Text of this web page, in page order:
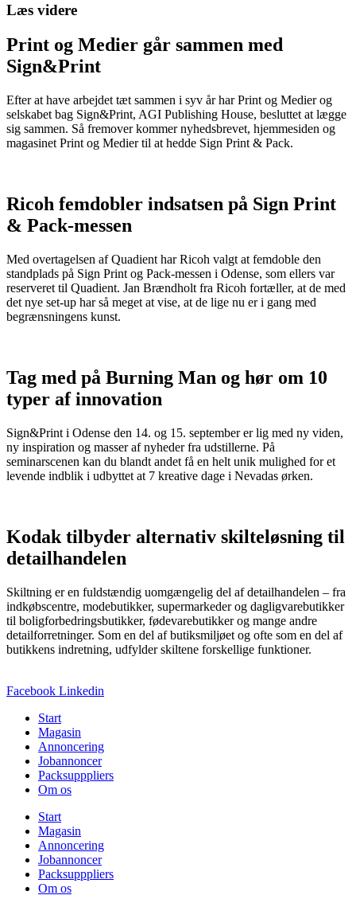
Læs videre
Print og Medier går sammen med
Sign&Print
Efter at have arbejdet tæt sammen i syv år har Print og Medier og
selskabet bag Sign&Print, AGI Publishing House, besluttet at lægge
sig sammen. Så fremover kommer nyhedsbrevet, hjemmesiden og
magasinet Print og Medier til at hedde Sign Print & Pack.
Ricoh femdobler indsatsen på Sign Print
& Pack-messen
Med overtagelsen af Quadient har Ricoh valgt at femdoble den
standplads på Sign Print og Pack-messen i Odense, som ellers var
reserveret til Quadient. Jan Brændholt fra Ricoh fortæller, at de med
det nye set-up har så meget at vise, at de lige nu er i gang med
begrænsningens kunst.
Tag med på Burning Man og hør om 10
typer af innovation
Sign&Print i Odense den 14. og 15. september er lig med ny viden,
ny inspiration og masser af nyheder fra udstillerne. På
seminarscenen kan du blandt andet få en helt unik mulighed for et
levende indblik i udbyttet at 7 kreative dage i Nevadas ørken.
Kodak tilbyder alternativ skilteløsning til
detailhandelen
Skiltning er en fuldstændig uomgængelig del af detailhandelen – fra
indkøbscentre, modebutikker, supermarkeder og dagligvarebutikker
til boligforbedringsbutikker, fødevarebutikker og mange andre
detailforretninger. Som en del af butiksmiljøet og ofte som en del af
butikkens indretning, udfylder skiltene forskellige funktioner.
Facebook Linkedin
Start
Magasin
Annoncering
Jobannoncer
Packsupppliers
Om os
Start
Magasin
Annoncering
Jobannoncer
Packsupppliers
Om os